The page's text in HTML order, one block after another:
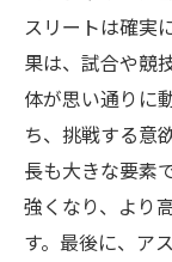
スリートは確実
果は、試合や競
体が思い通りに
ち、挑戦する意
長も大きな要素
強くなり、より
す。最後に、ア